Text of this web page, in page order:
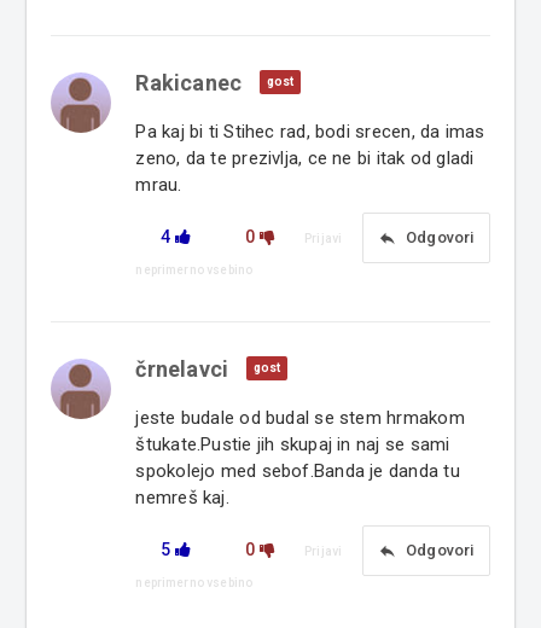
Rakicanec gost
Pa kaj bi ti Stihec rad, bodi srecen, da imas
zeno, da te prezivlja, ce ne bi itak od gladi
mrau.
4 0 reply Odgovori
Prijavi
neprimerno vsebino
črnelavci gost
jeste budale od budal se stem hrmakom
štukate.Pustie jih skupaj in naj se sami
spokolejo med sebof.Banda je danda tu
nemreš kaj.
5 0 reply Odgovori
Prijavi
neprimerno vsebino